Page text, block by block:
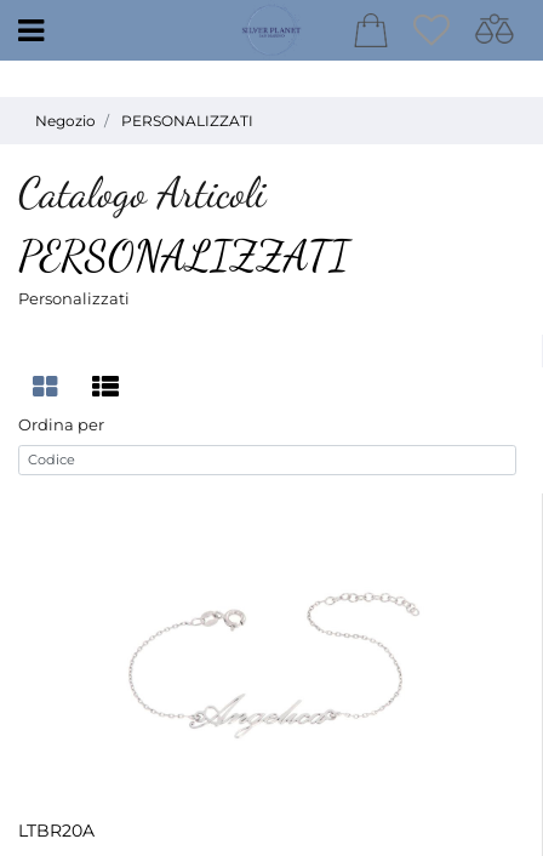
Open
Negozio PERSONALIZZATI
Catalogo Articoli
PERSONALIZZATI
Personalizzati
Ordina per
LTBR20A